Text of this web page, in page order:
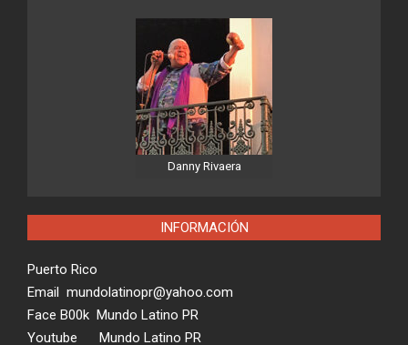
Danny Rivaera
INFORMACIÓN
Puerto Rico
Email mundolatinopr@yahoo.com
Face B00k Mundo Latino PR
Youtube Mundo Latino PR